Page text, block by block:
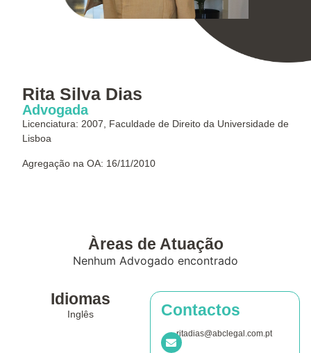
Rita Silva Dias
Advogada
Licenciatura: 2007, Faculdade de Direito da Universidade de
Lisboa
Agregação na OA: 16/11/2010
Àreas de Atuação
Nenhum Advogado encontrado
Idiomas
Inglês Contactos
ritadias@abclegal.com.pt